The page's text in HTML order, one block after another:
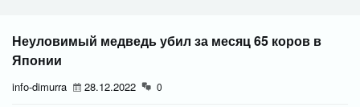
Неуловимый медведь убил за месяц 65 коров в
Японии
info-dimurra 28.12.2022 0